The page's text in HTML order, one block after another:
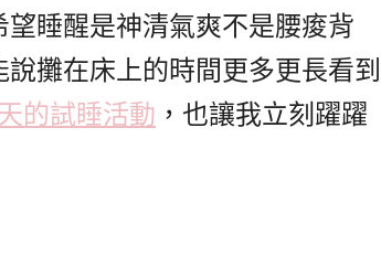
睡醒是神清氣爽不是腰痠背
攤在床上的時間更多更長看到
的試睡活動 ，也讓我立刻躍躍